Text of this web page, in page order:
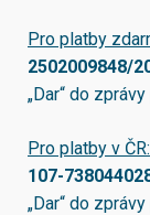
Pro platby
2502009848/
„Dar“ do
Pro platby v ČR:
107-
„Dar“ do